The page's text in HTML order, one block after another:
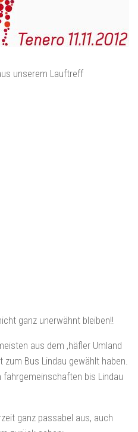
unserem Lauftreff
ganz unerwähnt bleiben!!
aus dem ‚häfler Umland
Bus Lindau gewählt haben.
bis Lindau
ganz passabel aus, auch